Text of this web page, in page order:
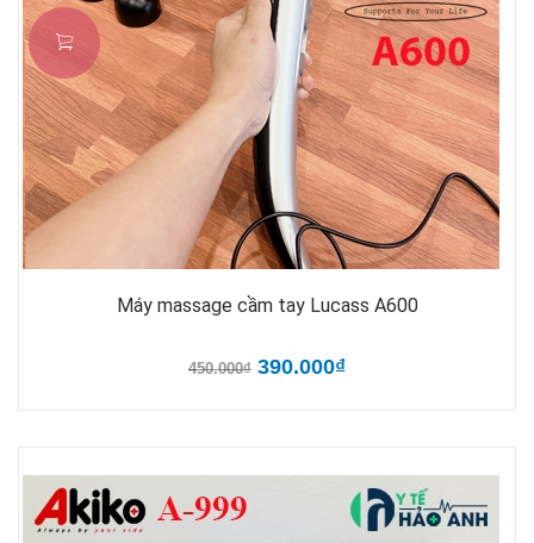
Máy massage cầm tay Lucass A600
450.000₫ 390.000₫